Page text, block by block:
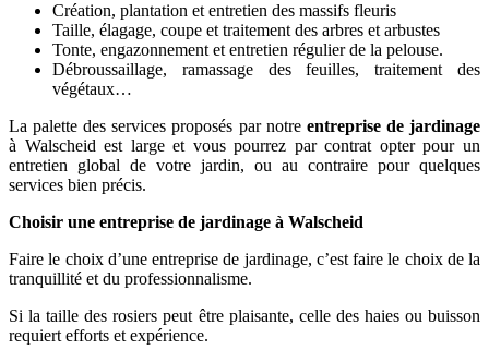
Création, plantation et entretien des massifs fleuris
Taille, élagage, coupe et traitement des arbres et arbustes
Tonte, engazonnement et entretien régulier de la pelouse.
Débroussaillage, ramassage des feuilles, traitement des
végétaux…
La palette des services proposés par notre entreprise de jardinage
à Walscheid est large et vous pourrez par contrat opter pour un
entretien global de votre jardin, ou au contraire pour quelques
services bien précis.
Choisir une entreprise de jardinage à Walscheid
Faire le choix d’une entreprise de jardinage, c’est faire le choix de la
tranquillité et du professionnalisme.
Si la taille des rosiers peut être plaisante, celle des haies ou buisson
requiert efforts et expérience.